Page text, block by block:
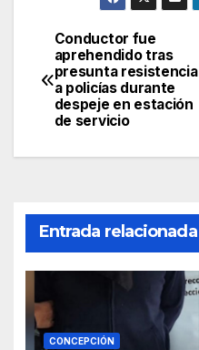
Navegación
de
entradas
Conductor fue
aprehendido tras
presunta resistencia
a policías durante
despeje en estación
de servicio
Entrada relacionada
CONCEPCIÓN